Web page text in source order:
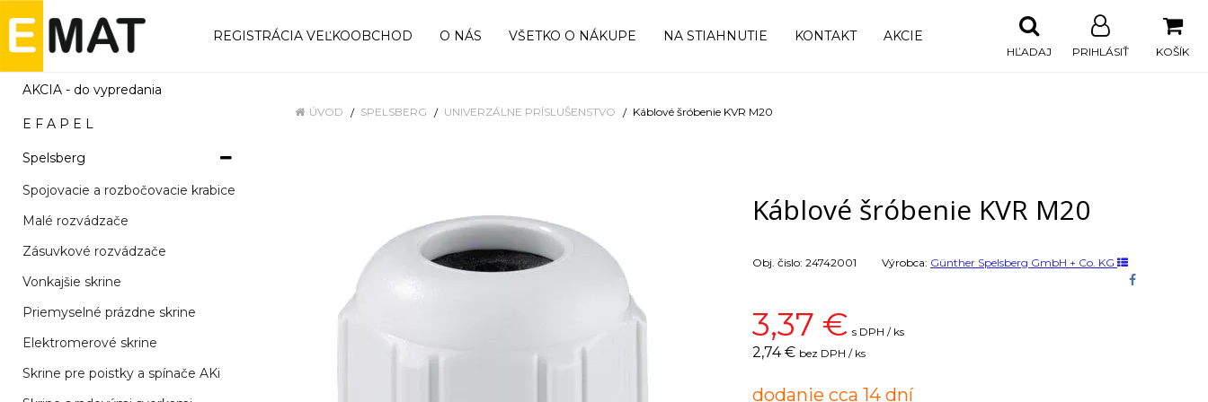
REGISTRÁCIA VEĽKOOBCHOD O NÁS VŠETKO O NÁKUPE NA STIAHNUTIE KONTAKT AKCIE
KOŠÍK
PRIHLÁSIŤ
HĽADAJ
AKCIA - do vypredania
E F A P E L
Spelsberg
Spojovacie a rozbočovacie krabice
Malé rozvádzače
Zásuvkové rozvádzače
Vonkajšie skrine
Priemyselné prázdne skrine
Elektromerové skrine
Skrine pre poistky a spínače AKi
ÚVOD SPELSBERG UNIVERZÁLNE PRÍSLUŠENSTVO Káblové šróbenie KVR M20
Káblové šróbenie KVR M20
Obj. čislo: 24742001 Výrobca: Günther Spelsberg GmbH + Co. KG
3,37 € s DPH / ks
2,74 € bez DPH / ks
dodanie cca 14 dní